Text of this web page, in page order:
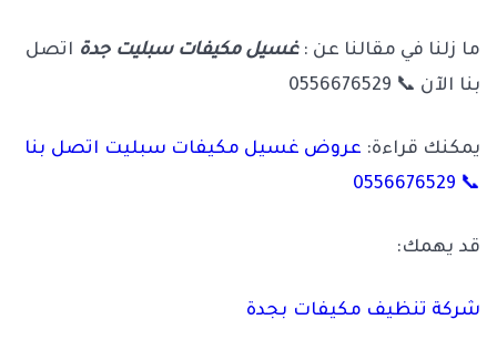
ما زلنا في مقالنا عن :غسيل مكيفات سبليت جدة اتصل
بنا الآن 📞 0556676529
يمكنك قراءة: عروض غسيل مكيفات سبليت اتصل بنا
📞 0556676529
قد يهمك:
شركة تنظيف مكيفات بجدة